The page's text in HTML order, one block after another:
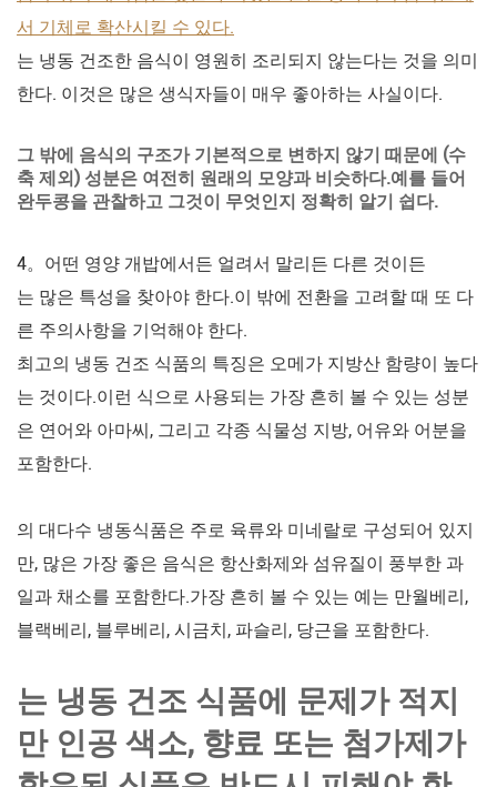
서 기체로 확산시킬 수 있다.
는 냉동 건조한 음식이 영원히 조리되지 않는다는 것을 의미
한다. 이것은 많은 생식자들이 매우 좋아하는 사실이다.
그 밖에 음식의 구조가 기본적으로 변하지 않기 때문에 (수
축 제외) 성분은 여전히 원래의 모양과 비슷하다.예를 들어
완두콩을 관찰하고 그것이 무엇인지 정확히 알기 쉽다.
4。어떤 영양 개밥에서든 얼려서 말리든 다른 것이든
는 많은 특성을 찾아야 한다.이 밖에 전환을 고려할 때 또 다
른 주의사항을 기억해야 한다.
최고의 냉동 건조 식품의 특징은 오메가 지방산 함량이 높다
는 것이다.이런 식으로 사용되는 가장 흔히 볼 수 있는 성분
은 연어와 아마씨, 그리고 각종 식물성 지방, 어유와 어분을
포함한다.
의 대다수 냉동식품은 주로 육류와 미네랄로 구성되어 있지
만, 많은 가장 좋은 음식은 항산화제와 섬유질이 풍부한 과
일과 채소를 포함한다.가장 흔히 볼 수 있는 예는 만월베리,
블랙베리, 블루베리, 시금치, 파슬리, 당근을 포함한다.
는 냉동 건조 식품에 문제가 적지
만 인공 색소, 향료 또는 첨가제가